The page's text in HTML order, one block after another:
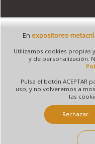
© 1995 - 2026 Grupo
©expositores-metacrilato.es, y las
Mercantil
Tomo 7263, Libro
Móvil / Tablet - Bot
applewebkit/537.36
En expositores-
Utilizamos cookies propias
y de personalización.
Pulsa el botón ACEPTAR
uso, y no volveremos a
las
Rechazar